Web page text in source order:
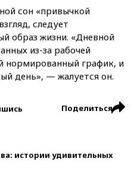
сон «привычкой
следует
образ жизни. «Дневной
из-за рабочей
нормированный график, и
день», — жалуется он.
Поделиться
истории удивительных